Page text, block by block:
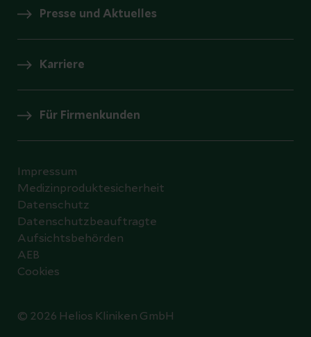
Presse und Aktuelles
Karriere
Für Firmenkunden
© 2026 Helios Kliniken GmbH
Impressum
Medizinproduktesicherheit
Datenschutz
Datenschutzbeauftragte
Aufsichtsbehörden
AEB
Cookies